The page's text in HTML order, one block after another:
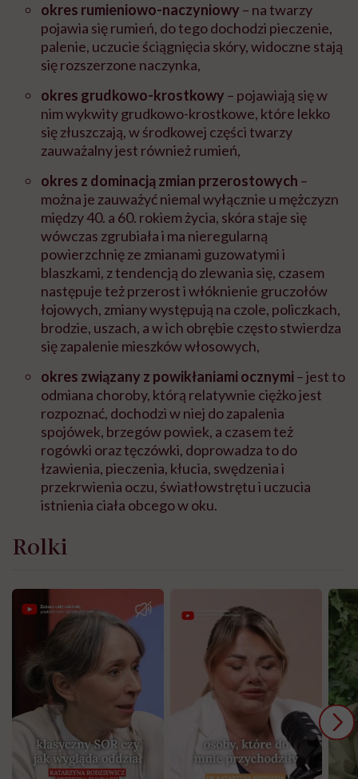
okres rumieniowo-naczyniowy – na twarzy
pojawia się rumień, do tego dochodzi pieczenie,
palenie, uczucie ściągnięcia skóry, widoczne stają
się rozszerzone naczynka,
okres grudkowo-krostkowy – pojawiają się w
nim wykwity grudkowo-krostkowe, które lekko
się złuszczają, w środkowej części twarzy
zauważalny jest również rumień,
okres z dominacją zmian przerostowych –
można je zauważyć niemal wyłącznie u mężczyzn
między 40. a 60. rokiem życia, skóra staje się
wówczas zgrubiała i ma nieregularną
powierzchnię ze zmianami guzowatymi i
blaszkami, z tendencją do zlewania się, czasem
następuje też przerost i włóknienie gruczołów
łojowych, zmiany występują na czole, policzkach,
brodzie, uszach, a w ich obrębie często stwierdza
się zapalenie mieszków włosowych,
okres związany z powikłaniami ocznymi – jest to
odmiana choroby, którą relatywnie ciężko jest
rozpoznać, dochodzi w niej do zapalenia
spojówek, brzegów powiek, a czasem też
rogówki oraz tęczówki, doprowadza to do
łzawienia, pieczenia, kłucia, swędzenia i
przekrwienia oczu, światłowstrętu i uczucia
istnienia ciała obcego w oku.
Rolki